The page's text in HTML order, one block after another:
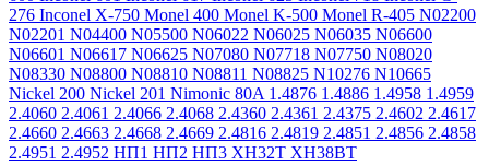
276 Inconel X-750 Monel 400 Monel K-500 Monel R-405 N02200
N02201 N04400 N05500 N06022 N06025 N06035 N06600
N06601 N06617 N06625 N07080 N07718 N07750 N08020
N08330 N08800 N08810 N08811 N08825 N10276 N10665
Nickel 200 Nickel 201 Nimonic 80A 1.4876 1.4886 1.4958 1.4959
2.4060 2.4061 2.4066 2.4068 2.4360 2.4361 2.4375 2.4602 2.4617
2.4660 2.4663 2.4668 2.4669 2.4816 2.4819 2.4851 2.4856 2.4858
2.4951 2.4952 НП1 НП2 НП3 ХН32Т ХН38ВТ